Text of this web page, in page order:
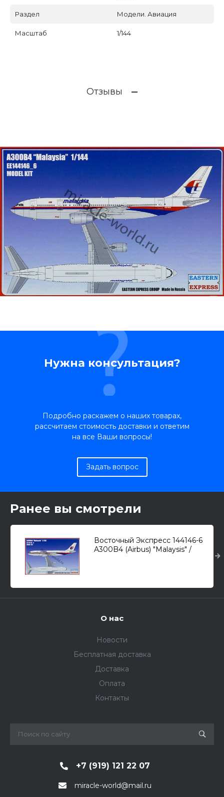
Раздел Модели. Авиация
Масштаб 1/144
Отзывы
Нужна консультация?
Подробно раскажем о наших товарах,
рассчитаем стоимость доставки и ответим
на все Ваши вопросы!
Задать вопрос
Ранее вы смотрели
Восточный Экспресс 144146-6
A300B4 (Airbus) "Malaysis" /
О нас
Новости
Бесплатная доставка
Доставка
Оплата
Контакты
+7 (919) 121 22 07
miracle-world@mail.ru